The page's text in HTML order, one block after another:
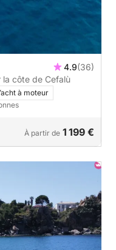
4.9(36)
la côte de Cefalù
à moteur
À partir de 1 199 €